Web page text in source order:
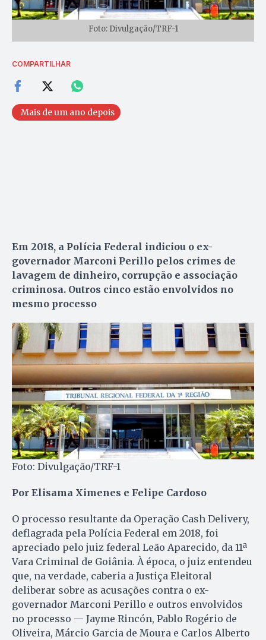
Foto: Divulgação/TRF-1
COMPARTILHAR
Mais de um ano depois
Em 2018, a Polícia Federal indiciou o ex-
governador Marconi Perillo pelos crimes de
lavagem de dinheiro, corrupção e associação
criminosa. Outros cinco estão envolvidos no
mesmo processo
Foto: Divulgação/TRF-1
Por Elisama Ximenes e Felipe Cardoso
O processo resultante da Operação Cash Delivery,
deflagrada pela Polícia Federal em 2018, foi
apreciado pelo juiz federal Leão Aparecido, da 11ª
Vara Criminal de Goiânia. À época, o juiz entendeu
que, na verdade, caberia a Justiça Eleitoral
deliberar sobre as acusações contra o ex-
governador Marconi Perillo e outros envolvidos
no processo — Jayme Rincón, Pablo Rogério de
Oliveira, Márcio Garcia de Moura e Carlos Alberto